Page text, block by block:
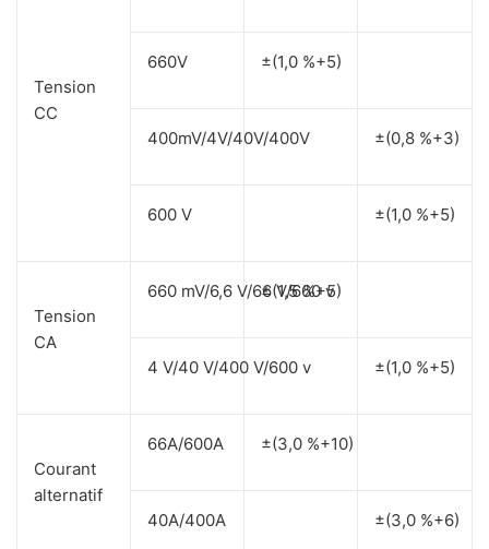
Tension
CC
660V ±(1,0 %+5)
400mV/4V/40V/400V ±(0,8 %+3)
600 V ±(1,0 %+5)
Tension
CA
660 mV/6,6 V/66 V/660 v
±(1,5 %+5)
4 V/40 V/400 V/600 v ±(1,0 %+5)
Courant
alternatif
66A/600A ±(3,0 %+10)
40A/400A ±(3,0 %+6)